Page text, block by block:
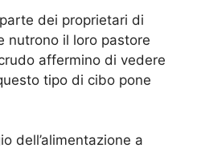
dei proprietari di
nutrono il loro pastore
affermino di vedere
tipo di cibo pone
dell’alimentazione a